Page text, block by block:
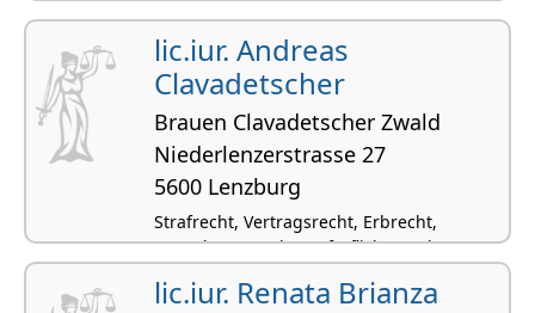
Handelsrecht, Zivilrecht, Erbrecht
lic.iur. Andreas
Clavadetscher
Brauen Clavadetscher Zwald
Niederlenzerstrasse 27
5600 Lenzburg
Strafrecht, Vertragsrecht, Erbrecht,
Verwaltungsrecht, Haftpflicht- und
Versicherungsrecht
lic.iur. Renata Brianza